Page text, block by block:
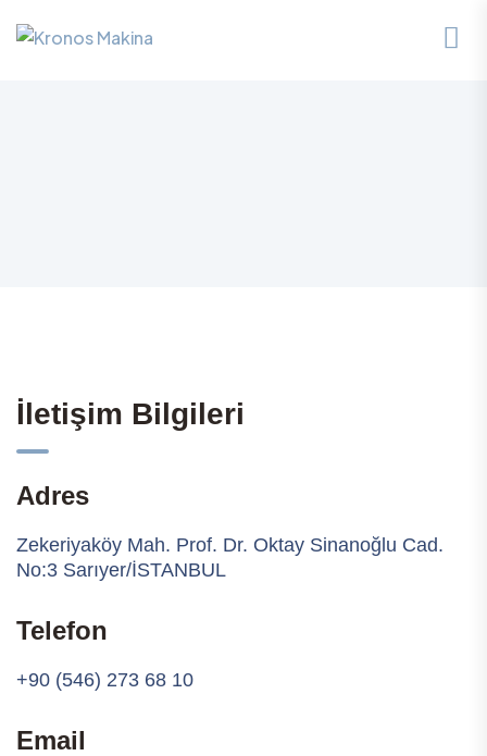
İletişim Bilgileri
Adres
Zekeriyaköy Mah. Prof. Dr. Oktay Sinanoğlu Cad.
No:3 Sarıyer/İSTANBUL
Telefon
+90 (546) 273 68 10
Email